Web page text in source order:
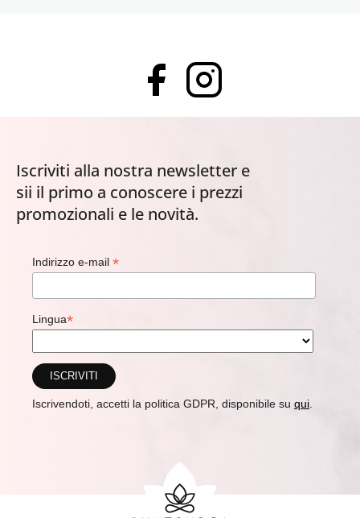
Iscriviti alla nostra newsletter e
sii il primo a conoscere i prezzi
promozionali e le novità.
Indirizzo e-mail *
Lingua*
Iscrivendoti, accetti la politica GDPR, disponibile su qui